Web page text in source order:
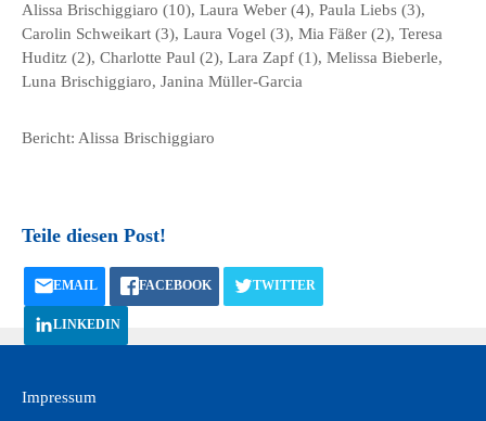
Alissa Brischiggiaro (10), Laura Weber (4), Paula Liebs (3),
Carolin Schweikart (3), Laura Vogel (3), Mia Fäßer (2), Teresa
Huditz (2), Charlotte Paul (2), Lara Zapf (1), Melissa Bieberle,
Luna Brischiggiaro, Janina Müller-Garcia
Bericht: Alissa Brischiggiaro
Teile diesen Post!
EMAIL FACEBOOK TWITTER
LINKEDIN
Impressum